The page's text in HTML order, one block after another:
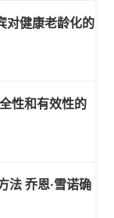
对健康老龄化的
性和有效性的
法 乔恩·雪诺确